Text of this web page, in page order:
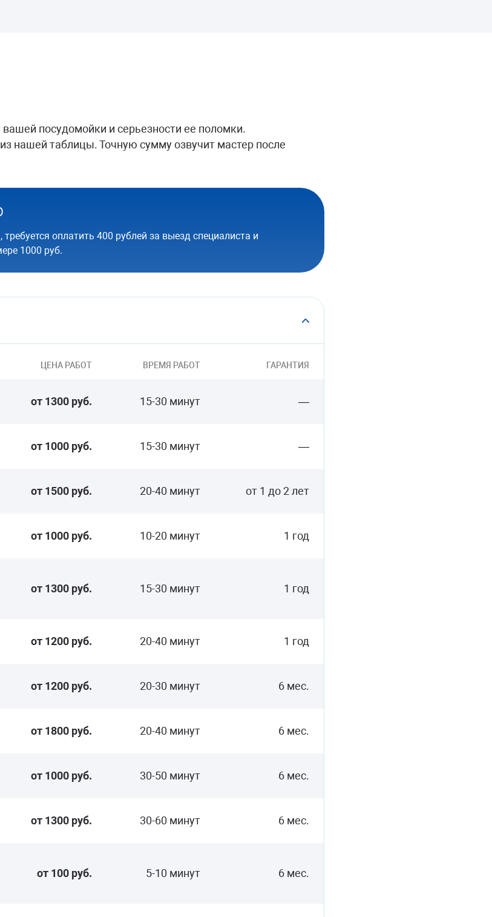
посудомойки и серьезности ее поломки.
нашей таблицы. Точную сумму озвучит мастер после
оплатить 400 рублей за выезд специалиста и
1000 руб.
ЦЕНА РАБОТ ВРЕМЯ РАБОТ ГАРАНТИЯ
от 1300 руб. 15-30 минут —
от 1000 руб. 15-30 минут —
от 1500 руб. 20-40 минут от 1 до 2 лет
от 1000 руб. 10-20 минут 1 год
от 1300 руб. 15-30 минут 1 год
от 1200 руб. 20-40 минут 1 год
от 1200 руб. 20-30 минут 6 мес.
от 1800 руб. 20-40 минут 6 мес.
от 1000 руб. 30-50 минут 6 мес.
от 1300 руб. 30-60 минут 6 мес.
от 100 руб. 5-10 минут 6 мес.